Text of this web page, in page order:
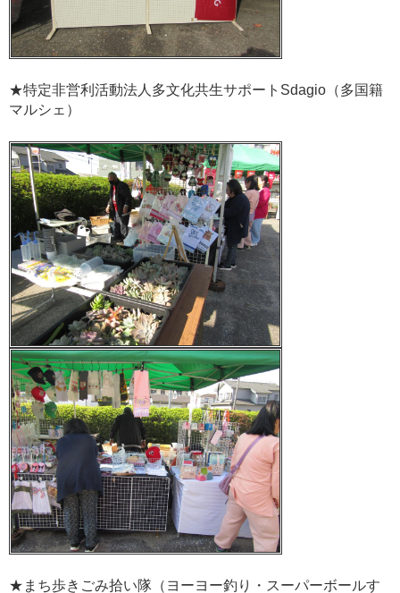
★特定非営利活動法人多文化共生サポートSdagio（多国籍
マルシェ）
★まち歩きごみ拾い隊（ヨーヨー釣り・スーパーボールす